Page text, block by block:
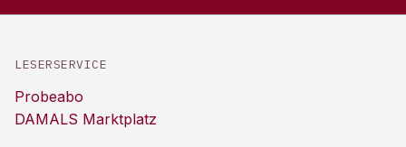
LESERSERVICE
Probeabo
DAMALS Marktplatz